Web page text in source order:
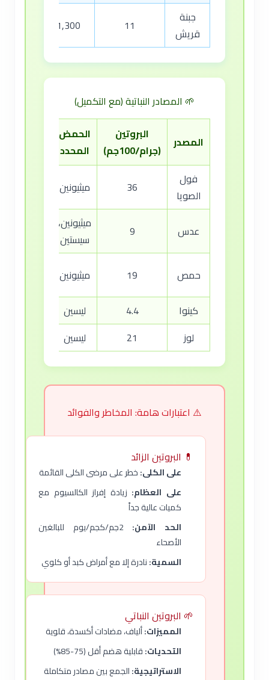
جبنة
قريش
11
1,300
🌱 المصادر النباتية (مع التكميل)
المصدر
البروتين
(جرام/100جم)
الحمض
المحدد
فول
الصويا
36 ميثيونين
عدس 9
ميثيونين،
سيستين
حمص 19 ميثيونين
كينوا
4.4 ليسين
لوز
21 ليسين
⚠️ اعتبارات هامة: المخاطر والفوائد
💊 البروتين الزائد
على الكلى:خطر على مرضى الكلى القائمة
على العظام: زيادة إفراز الكالسيوم مع
كميات عالية جداً
الحد الآمن:
2جم/كجم/يوم للبالغين
الأصحاء
السمية:نادرة إلا مع أمراض كبد أو كلوي
🌱 البروتين النباتي
المميزات:ألياف، مضادات أكسدة، قلوية
التحديات:قابلية هضم أقل (75-85%)
الاستراتيجية:الجمع بين مصادر متكاملة